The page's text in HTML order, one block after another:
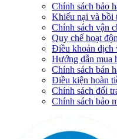
Chính sách bảo
Khiếu nại và bồi
Chính sách vận
Quy chế hoạt
Điều khoản dịch
Hướng dẫn mua
Chính sách bán
Điều kiện hoàn
Chính sách đổi
Chính sách bảo